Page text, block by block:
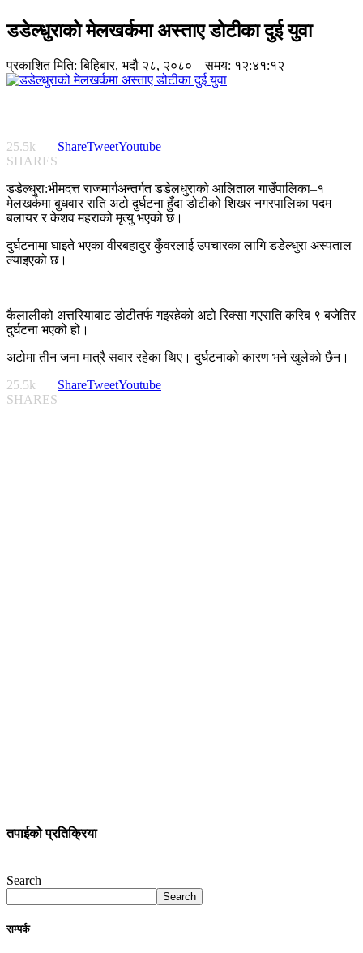
डडेल्धुराको मेलखर्कमा अस्ताए डोटीका दुई युवा
प्रकाशित मिति:बिहिबार, भदौ २८, २०८० समय: १२:४१:१२
25.5k
SHARES
ShareTweetYoutube
डडेल्धुरा:भीमदत्त राजमार्गअन्तर्गत डडेलधुराको आलिताल गाउँपालिका–१
मेलखर्कमा बुधवार राति अटो दुर्घटना हुँदा डोटीको शिखर नगरपालिका पदम
बलायर र केशव महराको मृत्यु भएको छ।
दुर्घटनामा घाइते भएका वीरबहादुर कुँवरलाई उपचारका लागि डडेल्धुरा अस्पताल
ल्याइएको छ।
कैलालीको अत्तरियाबाट डोटीतर्फ गइरहेको अटो रिक्सा गएराति करिब ९ बजेतिर
दुर्घटना भएको हो।
अटोमा तीन जना मात्रै सवार रहेका थिए। दुर्घटनाको कारण भने खुलेको छैन।
25.5k
SHARES
ShareTweetYoutube
तपाईको प्रतिक्रिया
Search
Search
सम्पर्क